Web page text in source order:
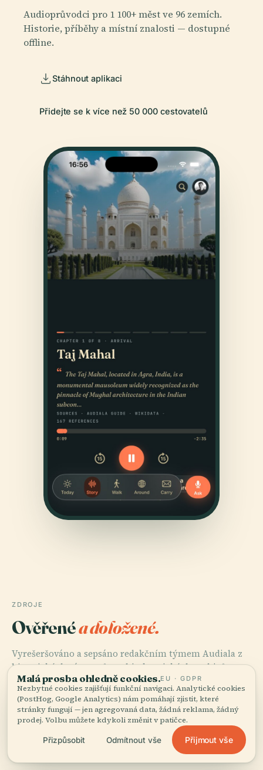
Audioprůvodci pro 1 100+ měst ve 96 zemích.
Historie, příběhy a místní znalosti — dostupné
offline.
Stáhnout aplikaci
Přidejte se k více než 50 000 cestovatelů
ZDROJE
Ověřenéa doložené.
Vyrešeršováno a sepsáno redakčním týmem Audiala z
historických záznamů, architektonických archivů a
místních znalostí.
Naposledy revidováno: April 2026
Leeds Art Gallery: Visiting Hours, Tickets, and
Architectural Heritage Guide, 2025, Leeds Magazine
Malá prosba ohledně cookies.EU · GDPR
Nezbytné cookies zajišťují funkční navigaci. Analytické cookies
(PostHog, Google Analytics) nám pomáhají zjistit, které
stránky fungují — jen agregovaná data, žádná reklama, žádný
prodej. Volbu můžete kdykoli změnit v patičce.
Přizpůsobit Odmítnout vše Přijmout vše